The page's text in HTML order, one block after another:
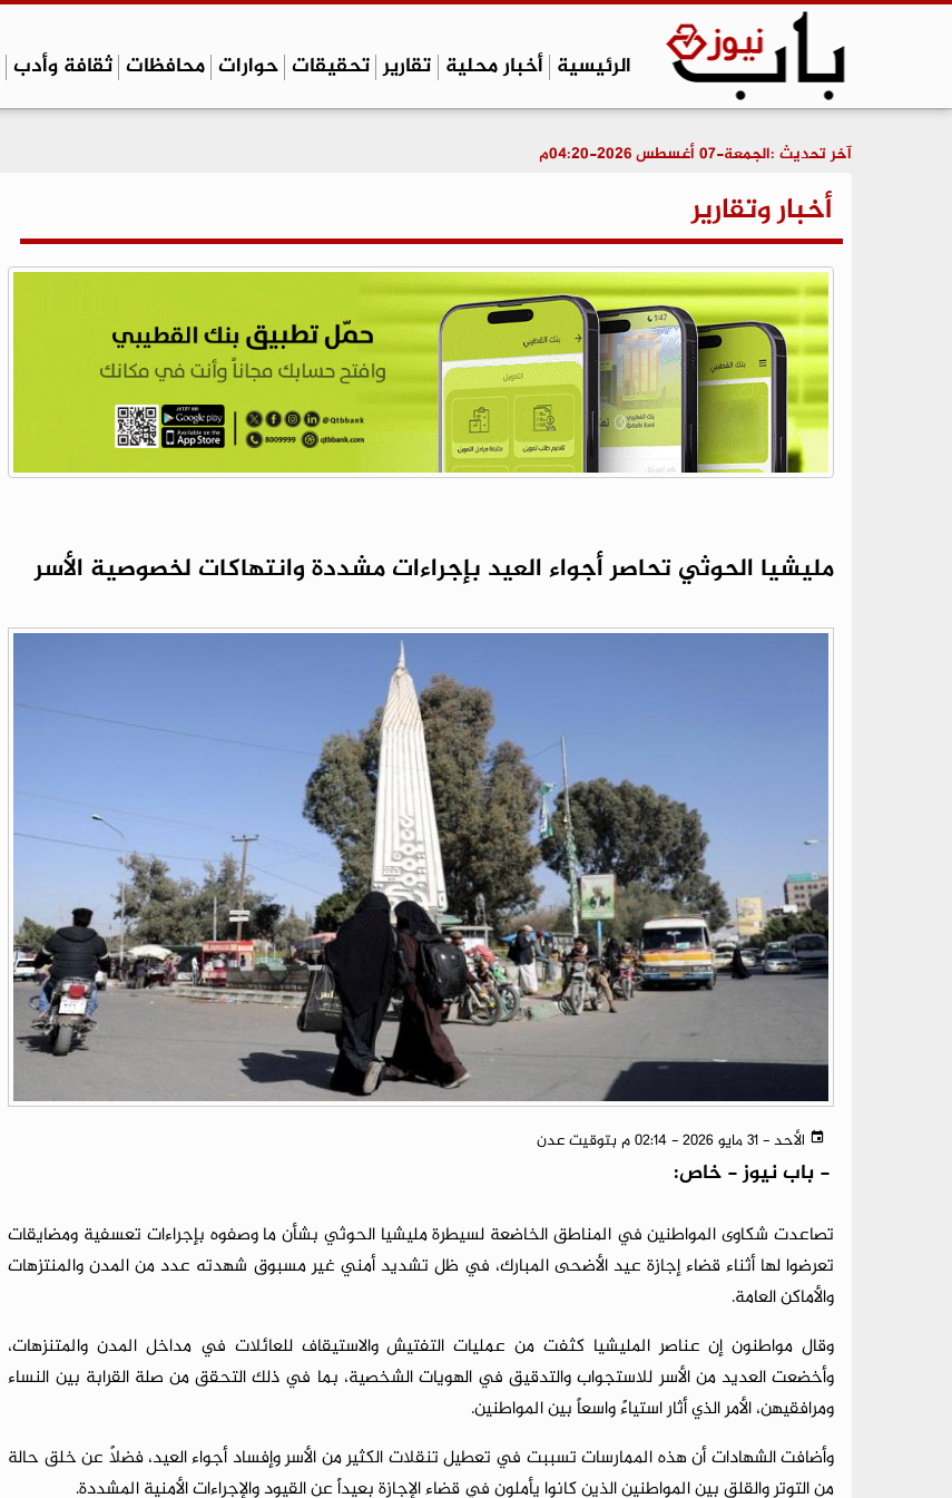
الرئيسية أخبار محلية تقارير تحقيقات حوارات محافظات ثقافة وأدب
آخر تحديث :الجمعة-07 أغسطس 2026-04:20م
أخبار وتقارير
مليشيا الحوثي تحاصر أجواء العيد بإجراءات مشددة وانتهاكات لخصوصية الأسر
الأحد - 31 مايو 2026 - 02:14 م بتوقيت عدن
- باب نيوز - خاص:
تصاعدت شكاوى المواطنين في المناطق الخاضعة لسيطرة مليشيا الحوثي بشأن ما وصفوه بإجراءات تعسفية ومضايقات
تعرضوا لها أثناء قضاء إجازة عيد الأضحى المبارك، في ظل تشديد أمني غير مسبوق شهدته عدد من المدن والمنتزهات
والأماكن العامة.
وقال مواطنون إن عناصر المليشيا كثفت من عمليات التفتيش والاستيقاف للعائلات في مداخل المدن والمتنزهات،
وأخضعت العديد من الأسر للاستجواب والتدقيق في الهويات الشخصية، بما في ذلك التحقق من صلة القرابة بين النساء
ومرافقيهن، الأمر الذي أثار استياءً واسعاً بين المواطنين.
وأضافت الشهادات أن هذه الممارسات تسببت في تعطيل تنقلات الكثير من الأسر وإفساد أجواء العيد، فضلاً عن خلق حالة
من التوتر والقلق بين المواطنين الذين كانوا يأملون في قضاء الإجازة بعيداً عن القيود والإجراءات الأمنية المشددة.